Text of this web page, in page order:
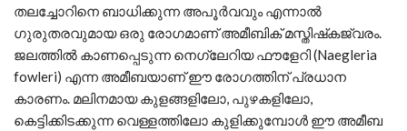
തലച്ചോറിനെ ബാധിക്കുന്ന അപൂര്‍വവും എന്നാല്‍
ഗുരുതരവുമായ ഒരു രോഗമാണ് അമീബിക് മസ്തിഷ്‌കജ്വരം.
ജലത്തില്‍ കാണപ്പെടുന്ന നെഗ്ലേറിയ ഫൗളേറി (Naegleria
fowleri) എന്ന അമീബയാണ് ഈ രോഗത്തിന് പ്രധാന
കാരണം. മലിനമായ കുളങ്ങളിലോ, പുഴകളിലോ,
കെട്ടിക്കിടക്കുന്ന വെള്ളത്തിലോ കുളിക്കുമ്പോള്‍ ഈ അമീബ